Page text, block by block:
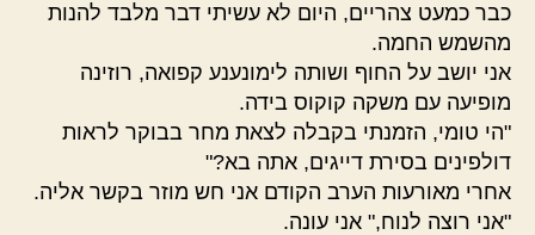
כבר כמעט צהריים, היום לא עשיתי דבר מלבד להנות
מהשמש החמה.
אני יושב על החוף ושותה לימונענע קפואה, רוזינה
מופיעה עם משקה קוקוס בידה.
"הי טומי, הזמנתי בקבלה לצאת מחר בבוקר לראות
דולפינים בסירת דייגים, אתה בא?"
אחרי מאורעות הערב הקודם אני חש מוזר בקשר אליה.
"אני רוצה לנוח," אני עונה.